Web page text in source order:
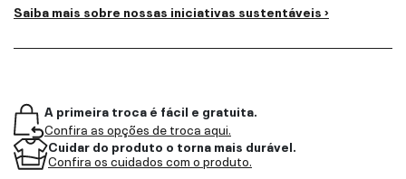
Saiba mais sobre nossas iniciativas sustentáveis ›
A primeira troca é fácil e gratuita.
Confira as opções de troca aqui.
Cuidar do produto o torna mais durável.
Confira os cuidados com o produto.